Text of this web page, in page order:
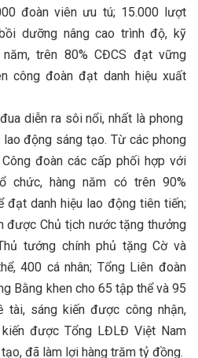
đoàn viên ưu tú; 15.000 lượt
dưỡng nâng cao trình độ, kỹ
năm, trên 80% CĐCS đạt vững
công đoàn đạt danh hiệu xuất
diễn ra sôi nổi, nhất là phong
động sáng tạo. Từ các phong
đoàn các cấp phối hợp với
chức, hàng năm có trên 90%
đạt danh hiệu lao động tiên tiến;
được Chủ tịch nước tặng thưởng
tướng chính phủ tặng Cờ và
400 cá nhân; Tổng Liên đoàn
Bằng khen cho 65 tập thể và 95
tài, sáng kiến được công nhận,
được Tổng LĐLĐ Việt Nam
đã làm lợi hàng trăm tỷ đồng.